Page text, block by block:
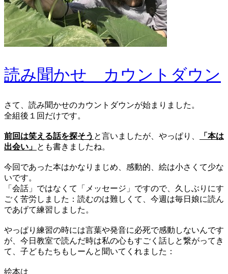
読み聞かせ カウントダウン
さて、読み聞かせのカウントダウンが始まりました。
全組後１回だけです。
前回は笑える話を探そう と言いましたが、やっぱり、
「本は
出会い」 とも書きましたね。
今回であった本はかなりまじめ、感動的、絵は小さくて少な
いです。
「会話」ではなくて「メッセージ」ですので、久しぶりにす
ごく苦労しました：読むのは難しくて、今週は毎日娘に読ん
であげて練習しました。
やっぱり練習の時には言葉や発音に必死で感動しないんです
が、今日教室で読んだ時は私の心もすごく話しと繋がってき
て、子どもたちもしーんと聞いてくれました：
絵本は